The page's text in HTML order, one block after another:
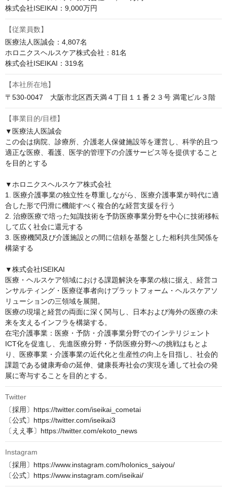
株式会社ISEIKAI：9,000万円
【従業員数】
医療法人医誠会：4,807名
ホロニクスヘルスケア株式会社：81名
株式会社ISEIKAI：319名
【本社所在地】
〒530-0047　大阪市北区西天満４丁目１１番２３号 満電ビル３階
【事業目的/目標】
▼医療法人医誠会
この会は病院、診療所、介護老人保健施設等を運営し、科学的且つ
適正な医療、看護、医学的管理下の介護サービス等を提供すること
を目的とする
▼ホロニクスヘルスケア株式会社
1. 医療介護事業の独立性を尊重しながら、医療介護事業が時代に適
合した形で円滑に機能すべく複合的な経営支援を行う
2. 治療医療で培った知識技術を予防医療事業分野を中心に技術移転
して広く社会に還元する
3. 医療機関及び介護施設との間に信頼を基盤とした相利共生関係を
構築する
▼株式会社ISEIKAI
医療・ヘルスケア領域における課題解決を事業の核に据え、経営コ
ンサルティング・医療従事者向けプラットフォーム・ヘルスケアソ
リューションの三領域を展開。
医療の現場と経営の両面に深く関与し、日本および海外の医療の未
来を支えるインフラを構築する。
在宅介護事業：医療・予防・介護事業分野でのインテリジェント
ICT化を促進し、先進医療分野・予防医療分野への挑戦はもとよ
り、医療事業・介護事業の近代化と生産性の向上を目指し、社会的
課題である健康寿命の延伸、健康長寿社会の実現を通して社会の発
展に寄与することを目的とする。
Twitter
〔採用〕https://twitter.com/iseikai_cometai
〔公式〕https://twitter.com/iseikai3
〔ええ事〕https://twitter.com/ekoto_news
Instagram
〔採用〕https://www.instagram.com/holonics_saiyou/
〔公式〕https://www.instagram.com/iseikai/